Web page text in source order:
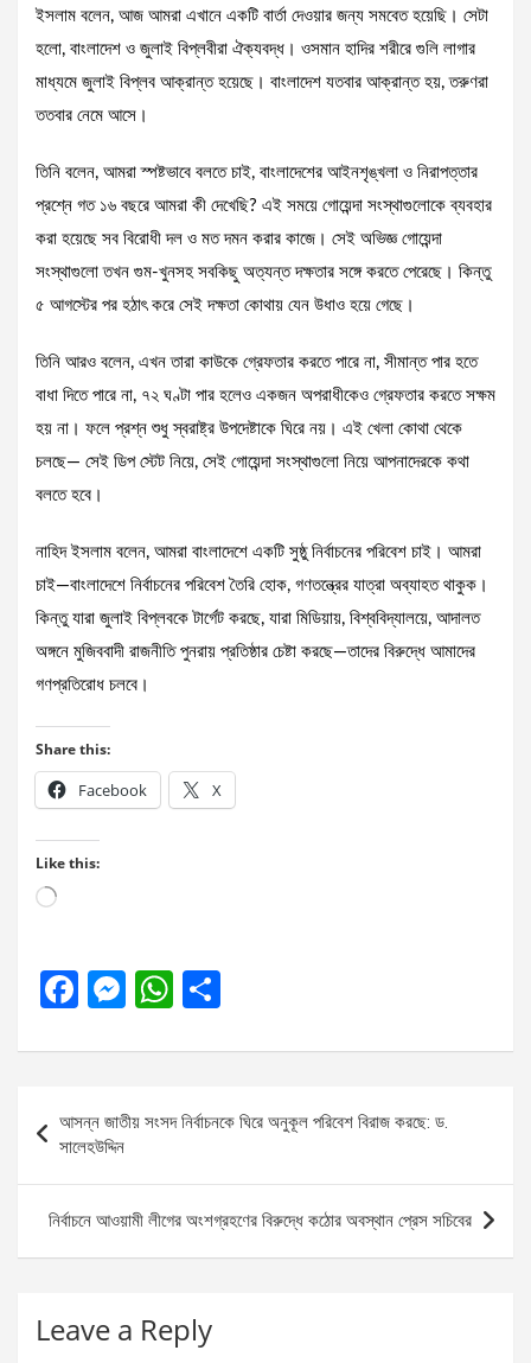
ইসলাম বলেন, আজ আমরা এখানে একটি বার্তা দেওয়ার জন্য সমবেত হয়েছি। সেটা
হলো, বাংলাদেশ ও জুলাই বিপ্লবীরা ঐক্যবদ্ধ। ওসমান হাদির শরীরে গুলি লাগার
মাধ্যমে জুলাই বিপ্লব আক্রান্ত হয়েছে। বাংলাদেশ যতবার আক্রান্ত হয়, তরুণরা
ততবার নেমে আসে।
তিনি বলেন, আমরা স্পষ্টভাবে বলতে চাই, বাংলাদেশের আইনশৃঙ্খলা ও নিরাপত্তার
প্রশ্নে গত ১৬ বছরে আমরা কী দেখেছি? এই সময়ে গোয়েন্দা সংস্থাগুলোকে ব্যবহার
করা হয়েছে সব বিরোধী দল ও মত দমন করার কাজে। সেই অভিজ্ঞ গোয়েন্দা
সংস্থাগুলো তখন গুম-খুনসহ সবকিছু অত্যন্ত দক্ষতার সঙ্গে করতে পেরেছে। কিন্তু
৫ আগস্টের পর হঠাৎ করে সেই দক্ষতা কোথায় যেন উধাও হয়ে গেছে।
তিনি আরও বলেন, এখন তারা কাউকে গ্রেফতার করতে পারে না, সীমান্ত পার হতে
বাধা দিতে পারে না, ৭২ ঘণ্টা পার হলেও একজন অপরাধীকেও গ্রেফতার করতে সক্ষম
হয় না। ফলে প্রশ্ন শুধু স্বরাষ্ট্র উপদেষ্টাকে ঘিরে নয়। এই খেলা কোথা থেকে
চলছে— সেই ডিপ স্টেট নিয়ে, সেই গোয়েন্দা সংস্থাগুলো নিয়ে আপনাদেরকে কথা
বলতে হবে।
নাহিদ ইসলাম বলেন, আমরা বাংলাদেশে একটি সুষ্ঠু নির্বাচনের পরিবেশ চাই। আমরা
চাই—বাংলাদেশে নির্বাচনের পরিবেশ তৈরি হোক, গণতন্ত্রের যাত্রা অব্যাহত থাকুক।
কিন্তু যারা জুলাই বিপ্লবকে টার্গেট করছে, যারা মিডিয়ায়, বিশ্ববিদ্যালয়ে, আদালত
অঙ্গনে মুজিববাদী রাজনীতি পুনরায় প্রতিষ্ঠার চেষ্টা করছে—তাদের বিরুদ্ধে আমাদের
গণপ্রতিরোধ চলবে।
Share this:
Facebook X
Like this:
Loading…
F
ce
o
o
k
M
se
n
g
er
W
at
s
A
p
p
ar
navigation
আসন্ন জাতীয় সংসদ নির্বাচনকে ঘিরে অনুকূল পরিবেশ বিরাজ করছে: ড.
সালেহউদ্দিন
নির্বাচনে আওয়ামী লীগের অংশগ্রহণের বিরুদ্ধে কঠোর অবস্থান প্রেস সচিবের
Leave a Reply